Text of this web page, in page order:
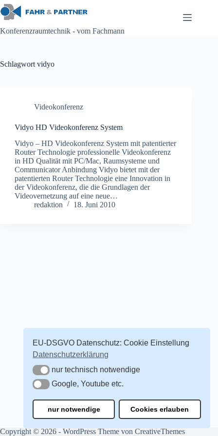
Zum
Inhalt
springen
Konferenzraumtechnik - vom Fachmann
Schlagwort vidyo
Videokonferenz
Vidyo HD Videokonferenz System
Vidyo – HD Videokonferenz System mit patentierter
Router Technologie professionelle Videokonferenz
in HD Qualität mit PC/Mac, Raumsysteme und
Communicator Anbindung Vidyo bietet mit der
patentierten Router Technologie eine Innovation in
der Videokonferenz, die die Grundlagen der
Videovernetzung auf eine neue…
redaktion
18. Juni 2010
Copyright © 2026 - WordPress Theme von CreativeThemes
EU-DSGVO Datenschutz: Cookie Einstellung
Datenschutzerklärung
nur technisch notwendige
nur technisch notwendige
Google, Youtube etc.
Google, Youtube etc.
nur notwendige Cookies erlauben